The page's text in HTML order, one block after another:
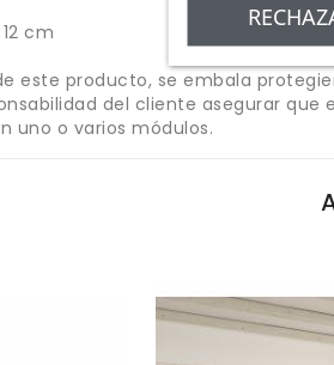
12 cm
este producto, se embala
del cliente asegurar
uno o varios módulos.